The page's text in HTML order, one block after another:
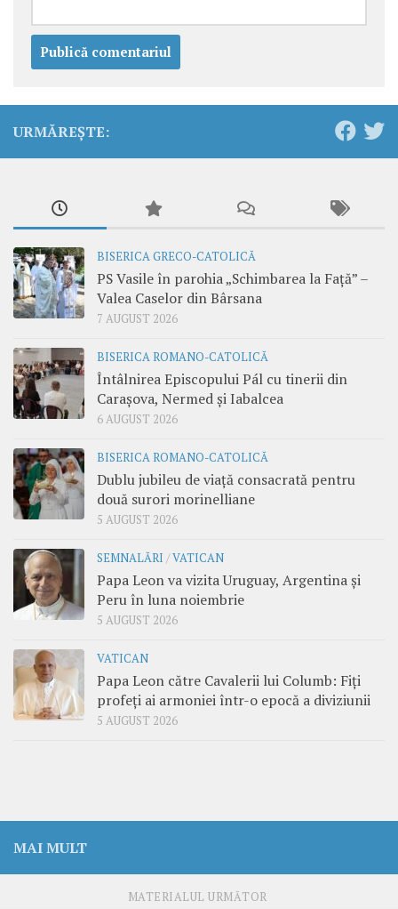
URMĂREȘTE:
BISERICA GRECO-CATOLICĂ
PS Vasile în parohia „Schimbarea la Față” –
Valea Caselor din Bârsana
7 AUGUST 2026
BISERICA ROMANO-CATOLICĂ
Întâlnirea Episcopului Pál cu tinerii din
Carașova, Nermed și Iabalcea
6 AUGUST 2026
BISERICA ROMANO-CATOLICĂ
Dublu jubileu de viață consacrată pentru
două surori morinelliane
5 AUGUST 2026
SEMNALĂRI /VATICAN
Papa Leon va vizita Uruguay, Argentina și
Peru în luna noiembrie
5 AUGUST 2026
VATICAN
Papa Leon către Cavalerii lui Columb: Fiți
profeți ai armoniei într-o epocă a diviziunii
5 AUGUST 2026
MAI MULT
MATERIALUL URMĂTOR